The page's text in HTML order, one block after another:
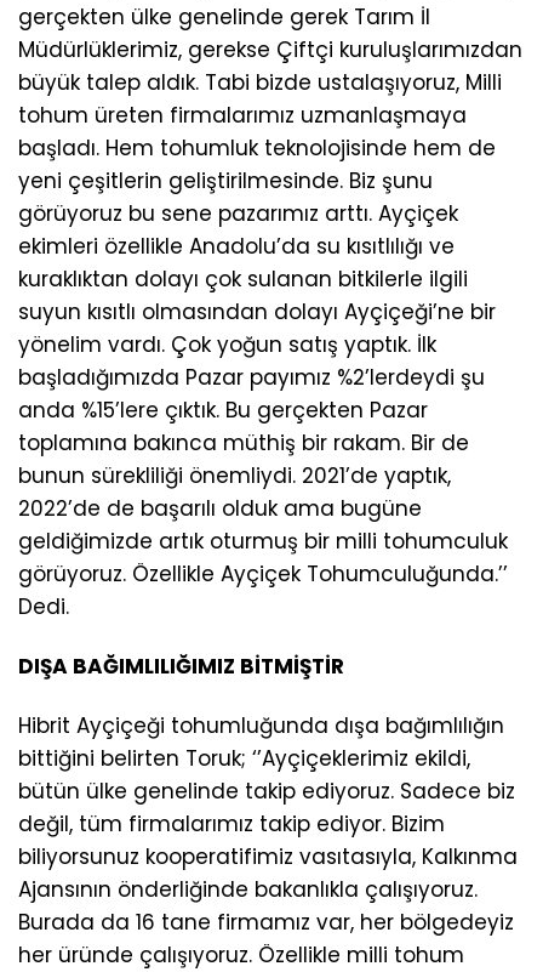
gerçekten ülke genelinde gerek Tarım İl
Müdürlüklerimiz, gerekse Çiftçi kuruluşlarımızdan
büyük talep aldık. Tabi bizde ustalaşıyoruz, Milli
tohum üreten firmalarımız uzmanlaşmaya
başladı. Hem tohumluk teknolojisinde hem de
yeni çeşitlerin geliştirilmesinde. Biz şunu
görüyoruz bu sene pazarımız arttı. Ayçiçek
ekimleri özellikle Anadolu’da su kısıtlılığı ve
kuraklıktan dolayı çok sulanan bitkilerle ilgili
suyun kısıtlı olmasından dolayı Ayçiçeği’ne bir
yönelim vardı. Çok yoğun satış yaptık. İlk
başladığımızda Pazar payımız %2’lerdeydi şu
anda %15’lere çıktık. Bu gerçekten Pazar
toplamına bakınca müthiş bir rakam. Bir de
bunun sürekliliği önemliydi. 2021’de yaptık,
2022’de de başarılı olduk ama bugüne
geldiğimizde artık oturmuş bir milli tohumculuk
görüyoruz. Özellikle Ayçiçek Tohumculuğunda.’’
Dedi.
DIŞA BAĞIMLILIĞIMIZ BİTMİŞTİR
Hibrit Ayçiçeği tohumluğunda dışa bağımlılığın
bittiğini belirten Toruk; ‘’Ayçiçeklerimiz ekildi,
bütün ülke genelinde takip ediyoruz. Sadece biz
değil, tüm firmalarımız takip ediyor. Bizim
biliyorsunuz kooperatifimiz vasıtasıyla, Kalkınma
Ajansının önderliğinde bakanlıkla çalışıyoruz.
Burada da 16 tane firmamız var, her bölgedeyiz
her üründe çalışıyoruz. Özellikle milli tohum